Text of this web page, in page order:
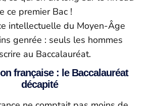
ce premier Bac !
intellectuelle du Moyen-Âge
genrée : seuls les hommes
au Baccalauréat.
française : le Baccalauréat
décapité